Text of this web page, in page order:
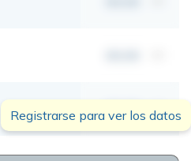
00,00 mt
Registrarse para ver los datos